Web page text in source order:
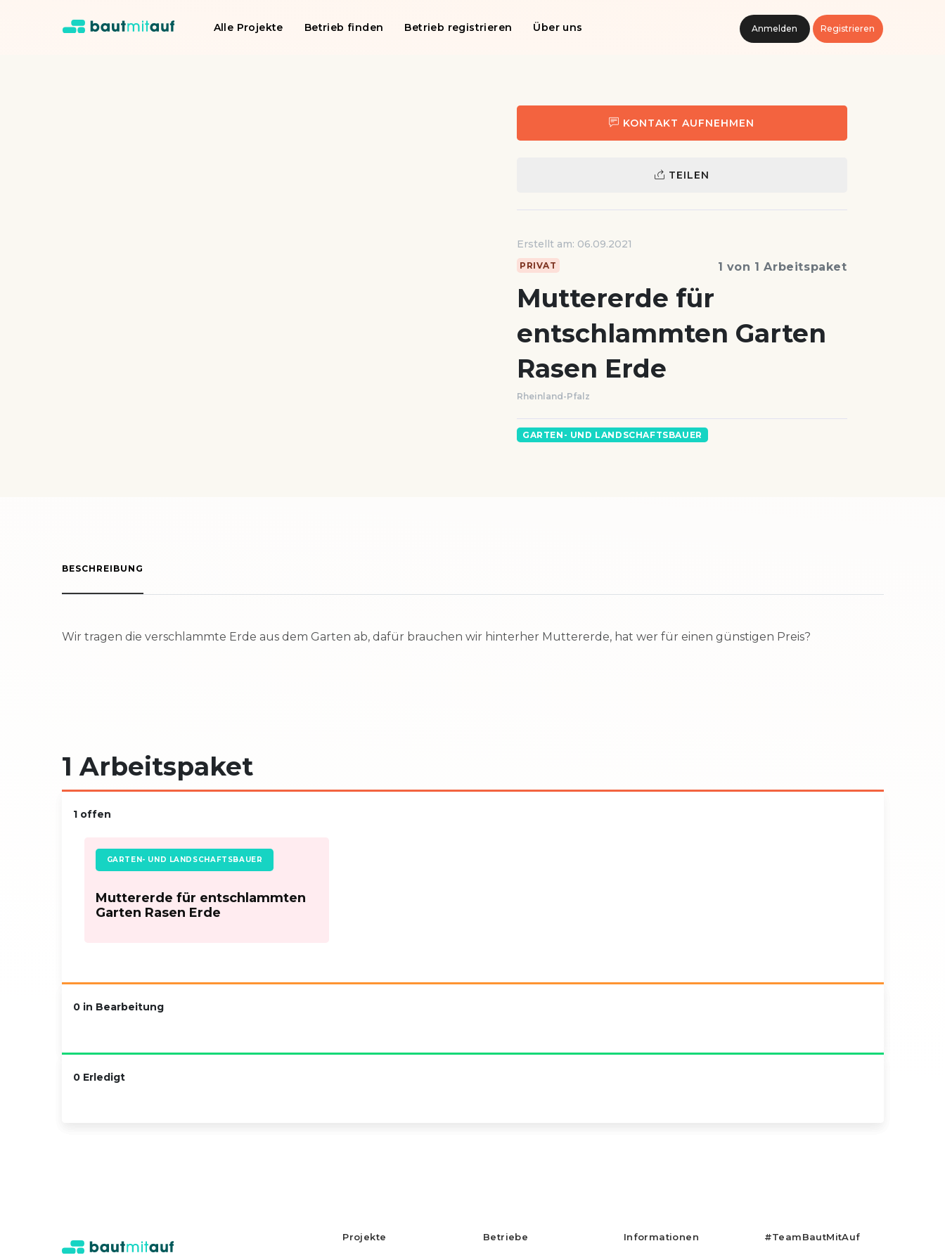
Alle Projekte Betrieb finden Betrieb registrieren Über uns Anmelden Registrieren
KONTAKT AUFNEHMEN
TEILEN
Erstellt am: 06.09.2021
PRIVAT 1 von 1 Arbeitspaket
Muttererde für
entschlammten Garten
Rasen Erde
Rheinland-Pfalz
GARTEN- UND LANDSCHAFTSBAUER
BESCHREIBUNG
Wir tragen die verschlammte Erde aus dem Garten ab, dafür brauchen wir hinterher Muttererde, hat wer für einen günstigen Preis?
1 Arbeitspaket
1 offen
GARTEN- UND LANDSCHAFTSBAUER
Muttererde für entschlammten
Garten Rasen Erde
0 in Bearbeitung
0 Erledigt
Projekte Betriebe Informationen #teamBautMitAuf